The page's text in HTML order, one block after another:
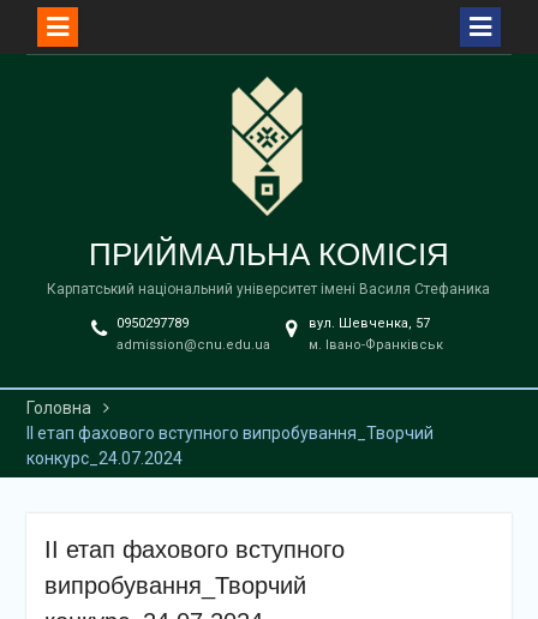
ПРИЙМАЛЬНА КОМІСІЯ
Карпатський національний університет імені Василя Стефаника
0950297789
admission@cnu.edu.ua
вул. Шевченка, 57
м. Івано-Франківськ
Головна
ІІ етап фахового вступного випробування_Творчий
конкурс_24.07.2024
ІІ етап фахового вступного
випробування_Творчий